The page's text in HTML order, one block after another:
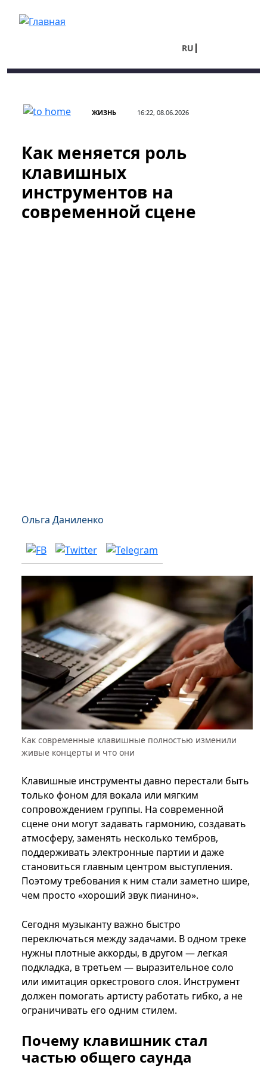
RU
ЖИЗНЬ 16:22, 08.06.2026
Как меняется роль
клавишных
инструментов на
современной сцене
Ольга Даниленко
Как современные клавишные полностью изменили
живые концерты и что они
Клавишные инструменты давно перестали быть
только фоном для вокала или мягким
сопровождением группы. На современной
сцене они могут задавать гармонию, создавать
атмосферу, заменять несколько тембров,
поддерживать электронные партии и даже
становиться главным центром выступления.
Поэтому требования к ним стали заметно шире,
чем просто «хороший звук пианино».
Сегодня музыканту важно быстро
переключаться между задачами. В одном треке
нужны плотные аккорды, в другом — легкая
подкладка, в третьем — выразительное соло
или имитация оркестрового слоя. Инструмент
должен помогать артисту работать гибко, а не
ограничивать его одним стилем.
Почему клавишник стал
частью общего саунда